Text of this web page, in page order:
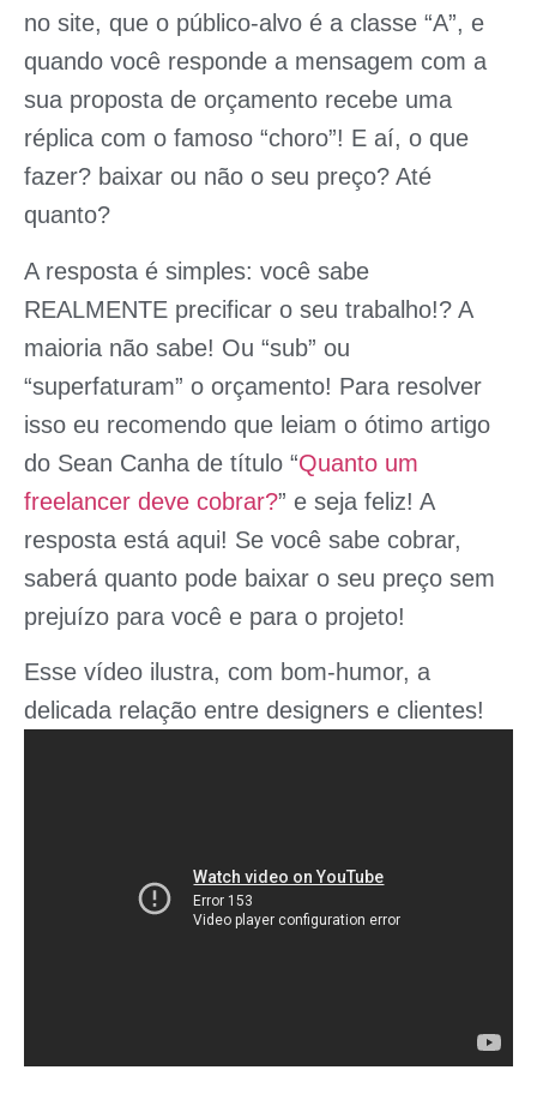
no site, que o público-alvo é a classe “A”, e
quando você responde a mensagem com a
sua proposta de orçamento recebe uma
réplica com o famoso “choro”! E aí, o que
fazer? baixar ou não o seu preço? Até
quanto?
A resposta é simples: você sabe
REALMENTE precificar o seu trabalho!? A
maioria não sabe! Ou “sub” ou
“superfaturam” o orçamento! Para resolver
isso eu recomendo que leiam o ótimo artigo
do Sean Canha de título “Quanto um
freelancer deve cobrar?” e seja feliz! A
resposta está aqui! Se você sabe cobrar,
saberá quanto pode baixar o seu preço sem
prejuízo para você e para o projeto!
Esse vídeo ilustra, com bom-humor, a
delicada relação entre designers e clientes!